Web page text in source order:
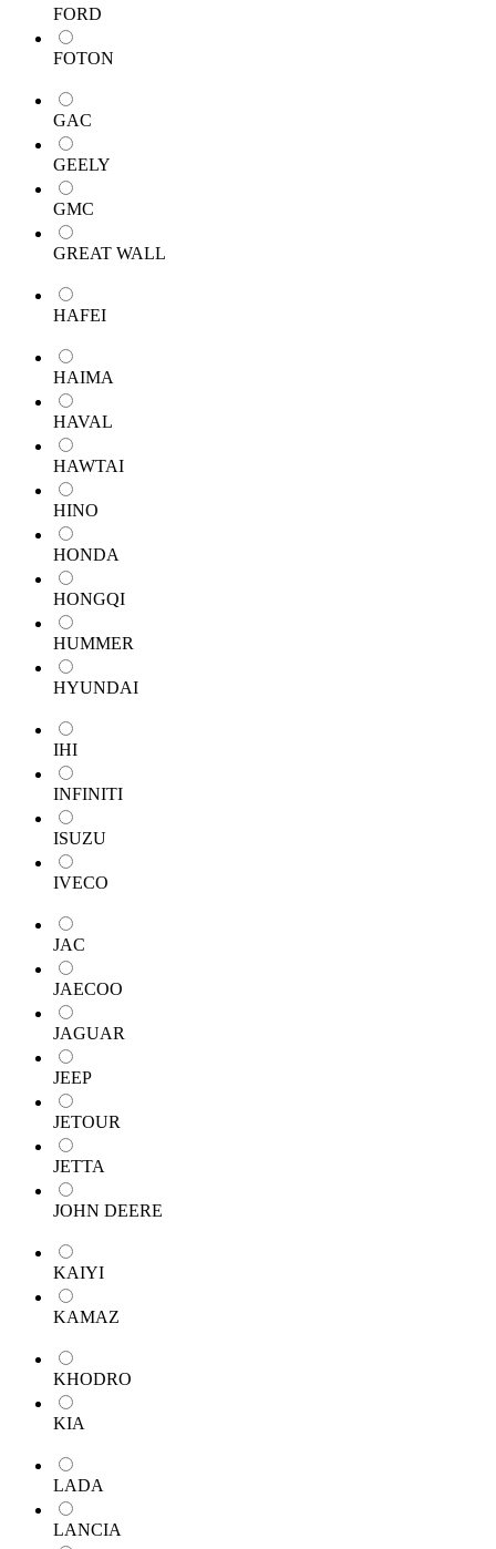
FORD
FOTON
GAC
GEELY
GMC
GREAT WALL
HAFEI
HAIMA
HAVAL
HAWTAI
HINO
HONDA
HONGQI
HUMMER
HYUNDAI
IHI
INFINITI
ISUZU
IVECO
JAC
JAECOO
JAGUAR
JEEP
JETOUR
JETTA
JOHN DEERE
KAIYI
KAMAZ
KHODRO
KIA
LADA
LANCIA